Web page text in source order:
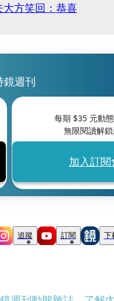
方笑回：恭喜
鏡週刊
每期 $35元動
無限閱讀解
加入訂閱
追蹤 訂閱 下